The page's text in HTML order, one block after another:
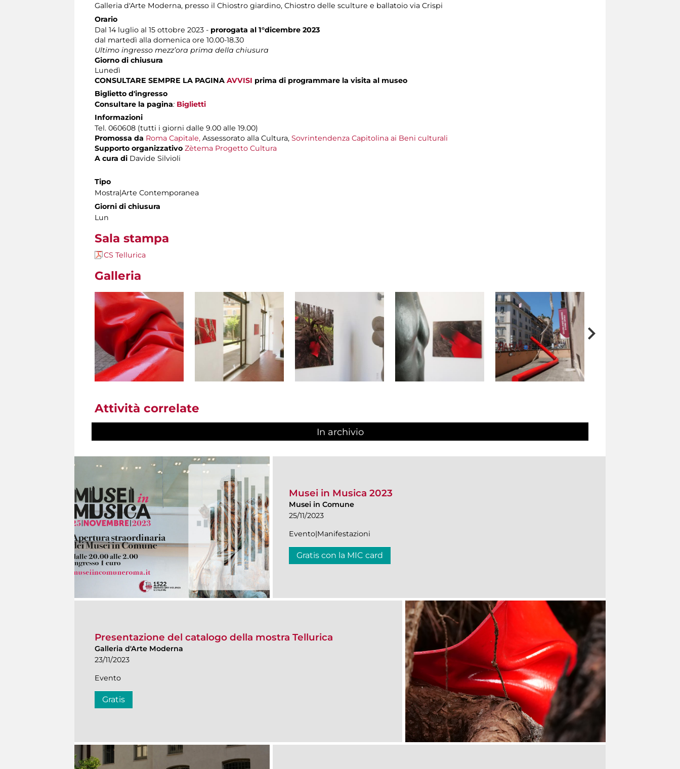
Galleria d'Arte Moderna, presso il Chiostro giardino, Chiostro delle sculture e ballatoio via Crispi
Orario
Dal 14 luglio al 15 ottobre 2023 - prorogata al 1°dicembre 2023
dal martedì alla domenica ore 10.00-18.30
Ultimo ingresso mezz’ora prima della chiusura
Giorno di chiusura
Lunedì
CONSULTARE SEMPRE LA PAGINA AVVISI prima di programmare la visita al museo
Biglietto d'ingresso
Consultare la pagina: Biglietti
Informazioni
Tel. 060608 (tutti i giorni dalle 9.00 alle 19.00)
Promossa da Roma Capitale, Assessorato alla Cultura, Sovrintendenza Capitolina ai Beni culturali
Supporto organizzativo Zètema Progetto Cultura
A cura di Davide Silvioli
Tipo
Mostra|Arte Contemporanea
Giorni di chiusura
Lun
Sala stampa
CS Tellurica
Galleria
Attività correlate
In archivio
Musei in Musica 2023
Musei in Comune
25/11/2023
Evento|Manifestazioni
Gratis con la MIC card
Presentazione del catalogo della mostra Tellurica
Galleria d'Arte Moderna
23/11/2023
Evento
Gratis